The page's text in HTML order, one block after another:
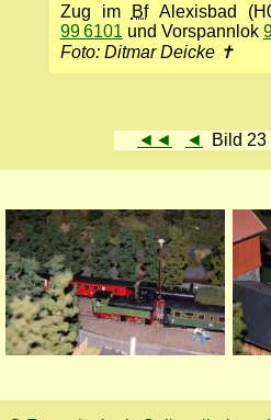
Zug im BfAlexisbad
99 6101 und Vorspannlok
Foto: Ditmar Deicke ✝
◄◄ ◄ Bild 23